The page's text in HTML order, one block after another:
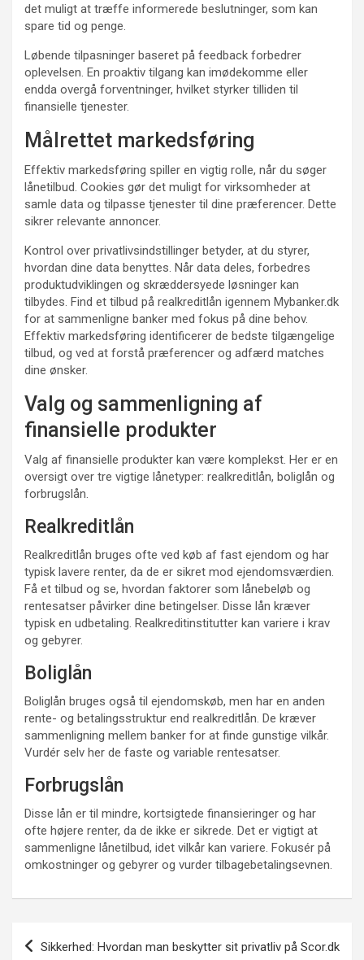
det muligt at træffe informerede beslutninger, som kan
spare tid og penge.
Løbende tilpasninger baseret på feedback forbedrer
oplevelsen. En proaktiv tilgang kan imødekomme eller
endda overgå forventninger, hvilket styrker tilliden til
finansielle tjenester.
Målrettet markedsføring
Effektiv markedsføring spiller en vigtig rolle, når du søger
lånetilbud. Cookies gør det muligt for virksomheder at
samle data og tilpasse tjenester til dine præferencer. Dette
sikrer relevante annoncer.
Kontrol over privatlivsindstillinger betyder, at du styrer,
hvordan dine data benyttes. Når data deles, forbedres
produktudviklingen og skræddersyede løsninger kan
tilbydes. Find et tilbud på realkreditlån igennem Mybanker.dk
for at sammenligne banker med fokus på dine behov.
Effektiv markedsføring identificerer de bedste tilgængelige
tilbud, og ved at forstå præferencer og adfærd matches
dine ønsker.
Valg og sammenligning af
finansielle produkter
Valg af finansielle produkter kan være komplekst. Her er en
oversigt over tre vigtige lånetyper: realkreditlån, boliglån og
forbrugslån.
Realkreditlån
Realkreditlån bruges ofte ved køb af fast ejendom og har
typisk lavere renter, da de er sikret mod ejendomsværdien.
Få et tilbud og se, hvordan faktorer som lånebeløb og
rentesatser påvirker dine betingelser. Disse lån kræver
typisk en udbetaling. Realkreditinstitutter kan variere i krav
og gebyrer.
Boliglån
Boliglån bruges også til ejendomskøb, men har en anden
rente- og betalingsstruktur end realkreditlån. De kræver
sammenligning mellem banker for at finde gunstige vilkår.
Vurdér selv her de faste og variable rentesatser.
Forbrugslån
Disse lån er til mindre, kortsigtede finansieringer og har
ofte højere renter, da de ikke er sikrede. Det er vigtigt at
sammenligne lånetilbud, idet vilkår kan variere. Fokusér på
omkostninger og gebyrer og vurder tilbagebetalingsevnen.
Indlægsnavigation
Sikkerhed: Hvordan man beskytter sit privatliv på Scor.dk